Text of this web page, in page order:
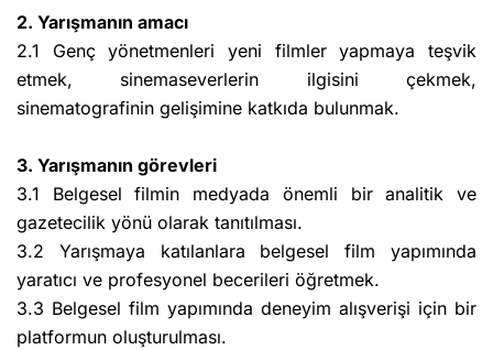
2. Yarışmanın amacı
2.1 Genç yönetmenleri yeni filmler yapmaya teşvik
etmek, sinemaseverlerin ilgisini çekmek,
sinematografinin gelişimine katkıda bulunmak.
3. Yarışmanın görevleri
3.1 Belgesel filmin medyada önemli bir analitik ve
gazetecilik yönü olarak tanıtılması.
3.2 Yarışmaya katılanlara belgesel film yapımında
yaratıcı ve profesyonel becerileri öğretmek.
3.3 Belgesel film yapımında deneyim alışverişi için bir
platformun oluşturulması.